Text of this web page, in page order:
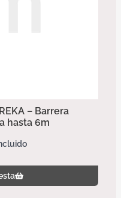
– Barrera
hasta 6m